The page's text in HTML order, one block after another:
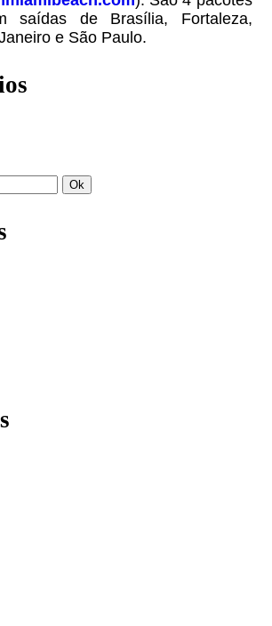
saídas de Brasília, Fortaleza,
e São Paulo.